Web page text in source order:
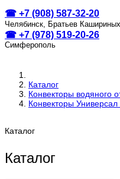
☎ +7 (908) 587-32-20
Челябинск, Братьев
☎ +7 (978) 519-20-26
Симферополь
Каталог
Конвекторы водяного
Конвекторы
Каталог
Каталог